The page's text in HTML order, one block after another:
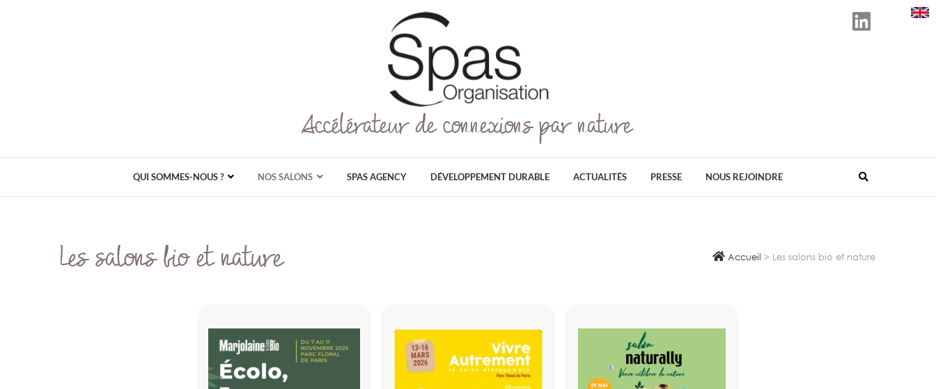
Spas Organisation
SPAS ORGANISATION EST LE PLUS GRAND ORGANISATEUR EN FRANCE DE SALONS
GRAND PUBLIC ET PROFESSIONNEL DÉDIÉS AU BIEN-ÊTRE, AU BIO, À LA SANTÉ
Accélérateur de connexions par nature
QUI SOMMES-NOUS ? NOS SALONS SPAS AGENCY DÉVELOPPEMENT DURABLE ACTUALITÉS PRESSE NOUS REJOINDRE
Les salons bio et nature Accueil > Les salons bio et nature